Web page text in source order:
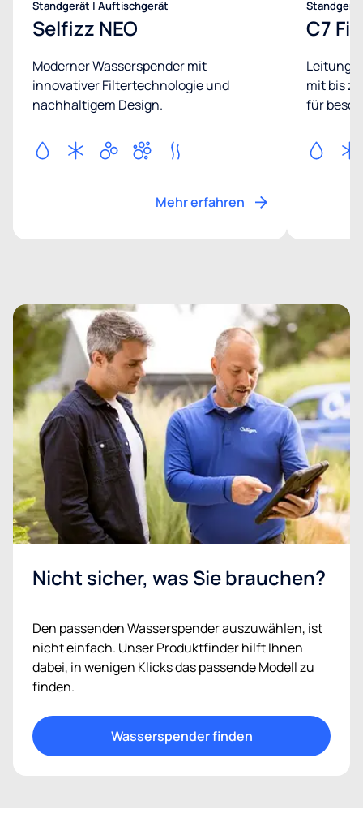
Standgerät | Auftischgerät
Selfizz NEO
Moderner Wasserspender mit
innovativer Filtertechnologie und
nachhaltigem Design.
Mehr erfahren
C7
mit bis
für
Nicht sicher, was Sie brauchen?
Den passenden Wasserspender auszuwählen, ist
nicht einfach. Unser Produktfinder hilft Ihnen
dabei, in wenigen Klicks das passende Modell zu
finden.
Wasserspender finden